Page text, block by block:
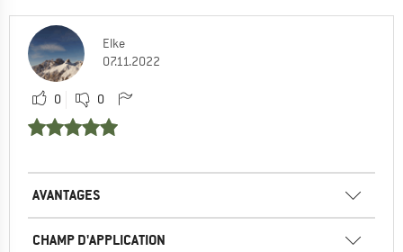
Elke
07.11.2022
0 0
AVANTAGES
CHAMP D'APPLICATION